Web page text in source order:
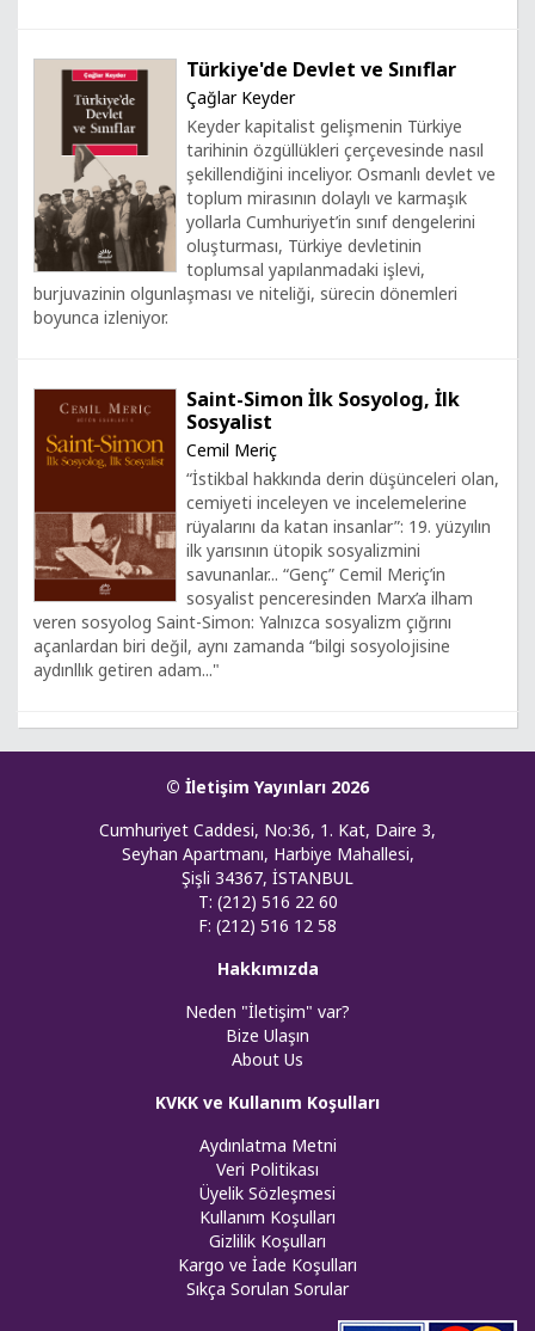
Türkiye'de Devlet ve Sınıflar
Çağlar Keyder
Keyder kapitalist gelişmenin Türkiye
tarihinin özgüllükleri çerçevesinde nasıl
şekillendiğini inceliyor. Osmanlı devlet ve
toplum mirasının dolaylı ve karmaşık
yollarla Cumhuriyet’in sınıf dengelerini
oluşturması, Türkiye devletinin
toplumsal yapılanmadaki işlevi,
burjuvazinin olgunlaşması ve niteliği, sürecin dönemleri
boyunca izleniyor.
Saint-Simon İlk Sosyolog, İlk
Sosyalist
Cemil Meriç
“İstikbal hakkında derin düşünceleri olan,
cemiyeti inceleyen ve incelemelerine
rüyalarını da katan insanlar”: 19. yüzyılın
ilk yarısının ütopik sosyalizmini
savunanlar... “Genç” Cemil Meriç’in
sosyalist penceresinden Marx’a ilham
veren sosyolog Saint-Simon: Yalnızca sosyalizm çığrını
açanlardan biri değil, aynı zamanda “bilgi sosyolojisine
aydınllık getiren adam..."
© İletişim Yayınları 2026
Cumhuriyet Caddesi, No:36, 1. Kat, Daire 3,
Seyhan Apartmanı, Harbiye Mahallesi,
Şişli 34367, İSTANBUL
T: (212) 516 22 60
F: (212) 516 12 58
Hakkımızda
Neden "İletişim" var?
Bize Ulaşın
About Us
KVKK ve Kullanım Koşulları
Aydınlatma Metni
Veri Politikası
Üyelik Sözleşmesi
Kullanım Koşulları
Gizlilik Koşulları
Kargo ve İade Koşulları
Sıkça Sorulan Sorular